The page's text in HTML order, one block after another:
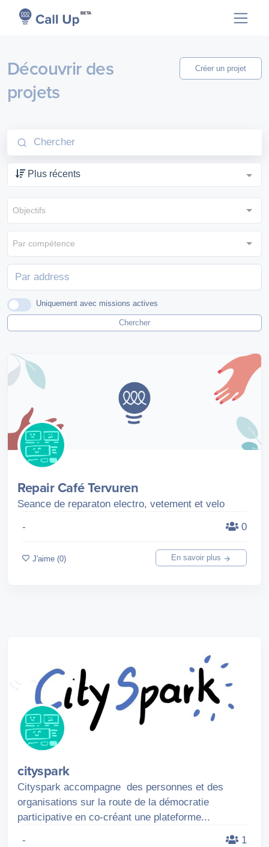
BETA
Découvrir des
projets
Créer un projet
Plus récents
Objectifs
Par compétence
Uniquement avec missions actives
Chercher
Repair Café Tervuren
Seance de reparaton electro, vetement et velo
-
0
J'aime (0) En savoir plus
cityspark
Cityspark accompagne des personnes et des
organisations sur la route de la démocratie
participative en co-créant une plateforme...
-
1